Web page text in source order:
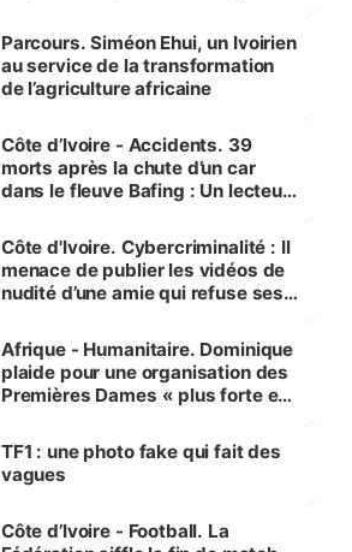
Parcours. Siméon Ehui, un Ivoirien
au service de la transformation
de l’agriculture africaine
Côte d’Ivoire - Accidents. 39
morts après la chute d’un car
dans le fleuve Bafing : Un lecteur
des Transports
Côte d'Ivoire. Cybercriminalité : Il
menace de publier les vidéos de
nudité d’une amie qui refuse ses
Afrique - Humanitaire. Dominique
plaide pour une organisation des
Premières Dames « plus forte et
sur la scène internationale »
TF1 : une photo fake qui fait des
vagues
Côte d’Ivoire - Football. La